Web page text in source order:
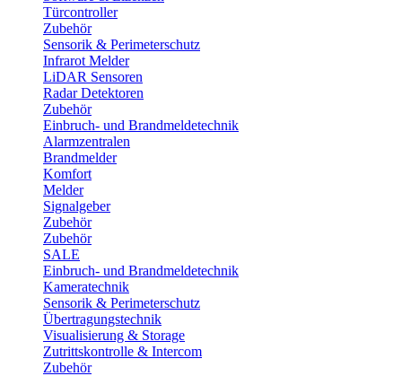
Türcontroller
Zubehör
Sensorik & Perimeterschutz
Infrarot Melder
LiDAR Sensoren
Radar Detektoren
Zubehör
Einbruch- und Brandmeldetechnik
Alarmzentralen
Brandmelder
Komfort
Melder
Signalgeber
Zubehör
Zubehör
SALE
Einbruch- und Brandmeldetechnik
Kameratechnik
Sensorik & Perimeterschutz
Übertragungstechnik
Visualisierung & Storage
Zutrittskontrolle & Intercom
Zubehör